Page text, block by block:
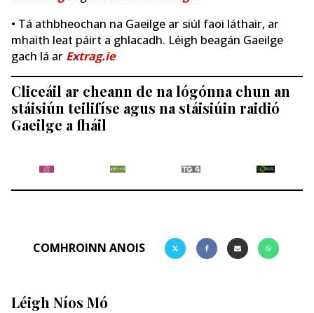
• Tá athbheochan na Gaeilge ar siúl faoi láthair, ar
mhaith leat páirt a ghlacadh. Léigh beagán Gaeilge
gach lá ar Extrag.ie
Cliceáil ar cheann de na lógónna chun an
stáisiún teilifíse agus na stáisiúin raidió
Gaeilge a fháil
COMHROINN ANOIS
Léigh Níos Mó